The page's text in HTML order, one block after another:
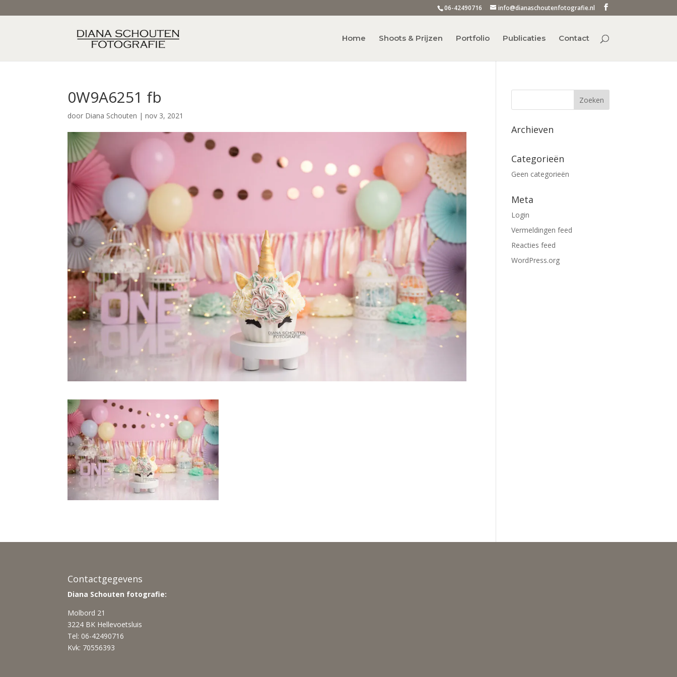
06-42490716 info@dianaschoutenfotografie.nl
Home Shoots & Prijzen Portfolio Publicaties Contact
0W9A6251 fb
door Diana Schouten |nov 3, 2021
Archieven
Categorieën
Geen categorieën
Meta
Login
Vermeldingen feed
Reacties feed
WordPress.org
Contactgegevens
Diana Schouten fotografie:
Molbord 21
3224 BK Hellevoetsluis
Tel: 06-42490716
Kvk: 70556393